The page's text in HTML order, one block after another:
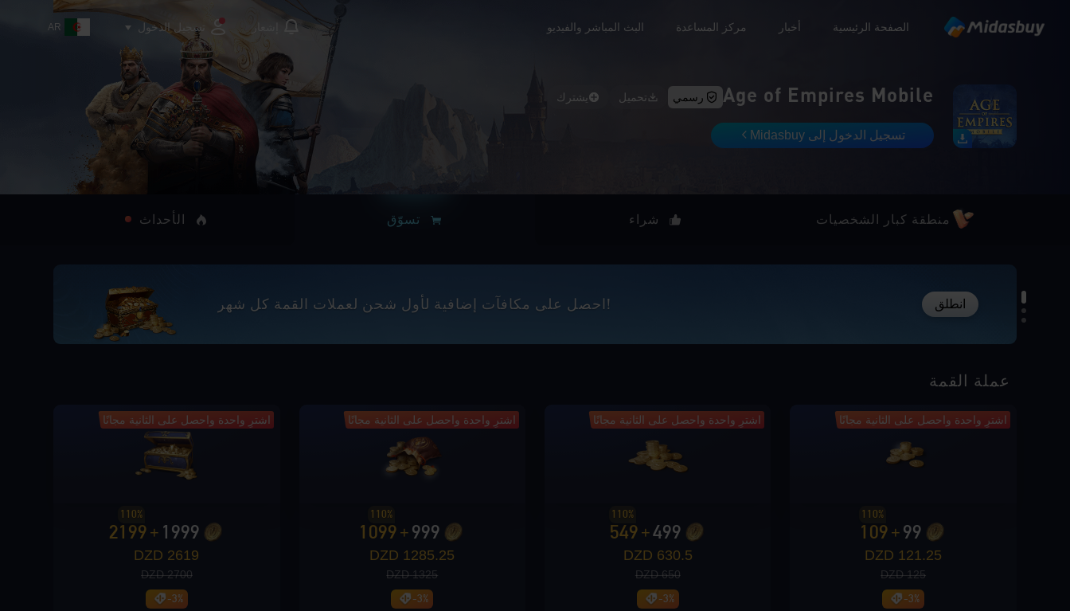
الصفحة الرئيسية أخبار مركز المساعدة البث المباشر والفيديو إشعار تسجيل الدخول AR
Age of Empires Mobile رسمي تحميل يشترك
تسجيل الدخول إلى Midasbuy
منطقة كبار الشخصيات شراء تسوّق الأحداث
احصل على مكافآت إضافية لأول شحن لعملات القمة كل شهر! انطلق
عملة القمة
اشترِ واحدة واحصل على الثانية مجانًا
99
+
109
110%
121.25 DZD
125 DZD
-3%
اشترِ واحدة واحصل على الثانية مجانًا
499
+
549
110%
630.5 DZD
650 DZD
-3%
اشترِ واحدة واحصل على الثانية مجانًا
999
+
1099
110%
1285.25 DZD
1325 DZD
-3%
اشترِ واحدة واحصل على الثانية مجانًا
1999
+
2199
110%
2619 DZD
2700 DZD
-3%